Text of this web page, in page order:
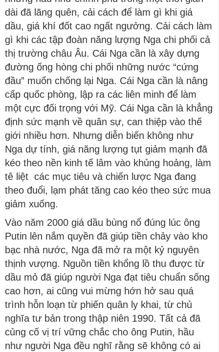
dài đã lãng quên, cải cách để làm gì khi giá
dầu, giá khí đốt cao ngất ngưởng. Cải cách làm
gì khi các tập đoàn năng lượng Nga chi phối cả
thị trường châu Âu. Cái Nga cần là xây dựng
đường ống hòng chi phối những nước “cứng
đầu” muốn chống lại Nga. Cái Nga cần là nâng
cấp quốc phòng, lập ra các liên minh để làm
một cực đối trọng với Mỹ. Cái Nga cần là khẳng
định sức mạnh về quân sự, can thiệp vào thế
giới nhiều hơn. Nhưng diễn biến không như
Nga dự tính, giá năng lượng tụt giảm mạnh đã
kéo theo nền kinh tế lâm vào khủng hoảng, làm
tê liệt các mục tiêu và chiến lược Nga đang
theo đuổi, lạm phát tăng cao kéo theo sức mua
giảm xuống.
Vào năm 2000 giá dầu bùng nổ đúng lúc ông
Putin lên nắm quyền đã giúp tiền chảy vào kho
bạc nhà nước, Nga đã mở ra một kỷ nguyên
thịnh vượng. Nguồn tiền khổng lồ thu được từ
dầu mỏ đã giúp người Nga đạt tiêu chuẩn sống
cao hơn, ai cũng vui mừng hớn hở sau quá
trình hỗn loạn từ phiến quân ly khai, từ chủ
nghĩa tư bản trong thập niên 1990. Tất cả đã
củng cố vị trí vững chắc cho ông Putin, hầu
như người Nga đều nghĩ rằng sẽ không có ai